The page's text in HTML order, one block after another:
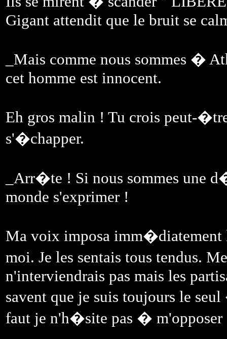
Gigant attendit que le bruit se
_Mais comme nous sommes �
cet homme est innocent.
Eh gros malin ! Tu crois peut-
s'�chapper.
_Arr�te ! Si nous sommes une
monde s'exprimer !
Ma voix imposa imm�diatement
moi. Je les sentais tous tendus.
n'interviendrais pas mais les
savent que je suis toujours le
faut je n'h�site pas �